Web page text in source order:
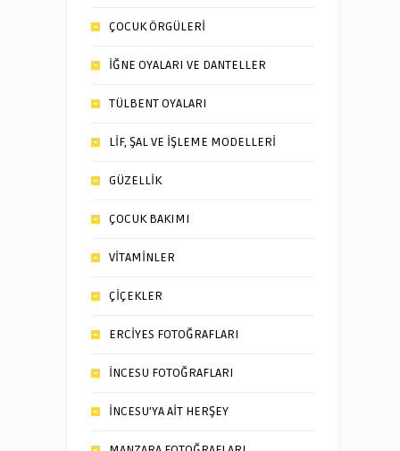
ÇOCUK ÖRGÜLERİ
İĞNE OYALARI VE DANTELLER
TÜLBENT OYALARI
LİF, ŞAL VE İŞLEME MODELLERİ
GÜZELLİK
ÇOCUK BAKIMI
VİTAMİNLER
ÇİÇEKLER
ERCİYES FOTOĞRAFLARI
İNCESU FOTOĞRAFLARI
İNCESU’YA AİT HERŞEY